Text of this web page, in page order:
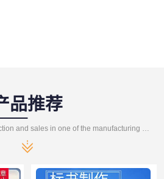
品推荐
Development, design, production and sales in one of the manufacturing enterprises